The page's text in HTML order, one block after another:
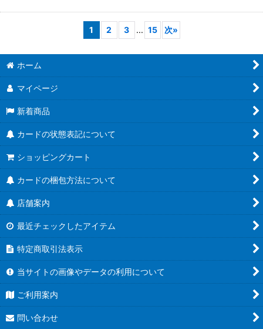
1 2 3 ... 15 次»
ホーム
マイページ
新着商品
カードの状態表記について
ショッピングカート
カードの梱包方法について
店舗案内
最近チェックしたアイテム
特定商取引法表示
当サイトの画像やデータの利用について
ご利用案内
問い合わせ